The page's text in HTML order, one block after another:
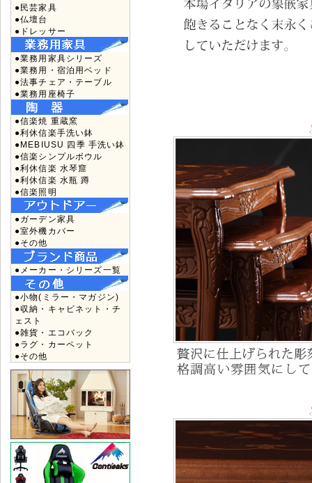
●民芸家具
●仏壇台
●ドレッサー
●業務用家具シリーズ
●業務用・宿泊用ベッド
●法事チェア・テーブル
●業務用座椅子
●信楽焼 重蔵窯
●利休信楽手洗い鉢
●MEBIUSU 四季 手洗い鉢
●信楽シンプルボウル
●利休信楽 水琴窟
●利休信楽 水瓶 蹲
●信楽照明
●ガーデン家具
●室外機カバー
●その他
●メーカー・シリーズ一覧
●小物(ミラー・マガジン)
●収納・キャビネット・チ
ェスト
●雑貨・エコバック
●ラグ・カーペット
●その他